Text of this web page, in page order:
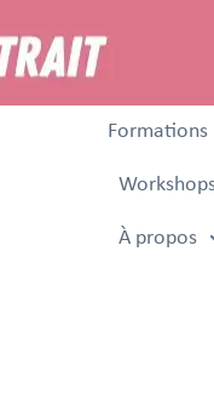
Formations
À propos